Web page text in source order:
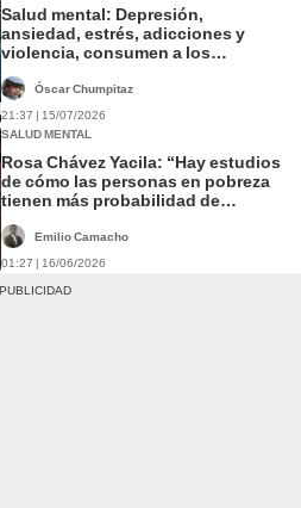
Salud mental: Depresión,
ansiedad, estrés, adicciones y
violencia, consumen a los
Óscar Chumpitaz
21:37 | 15/07/2026
SALUD MENTAL
Rosa Chávez Yacila: “Hay estudios
de cómo las personas en pobreza
tienen más probabilidad de
Emilio Camacho
01:27 | 16/06/2026